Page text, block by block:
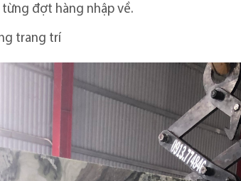
đợt hàng nhập về.
trang trí